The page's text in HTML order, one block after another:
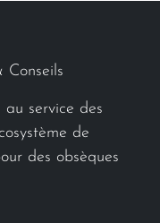
Conseils
au service des
de
des obsèques